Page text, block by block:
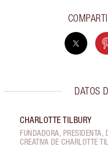
DATOS
CHARLOTTE TILBURY
FUNDADORA, PRESIDENTA,
CREATIVA DE CHARLOTTE